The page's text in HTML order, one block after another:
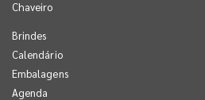
Chaveiro
Brindes
Calendário
Embalagens
Agenda